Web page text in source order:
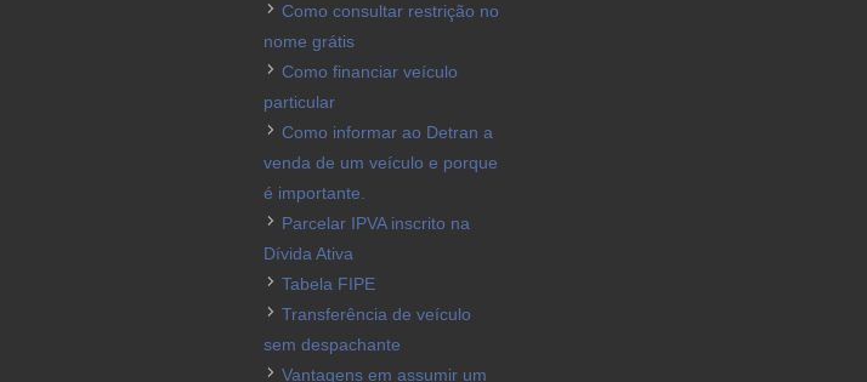
Como consultar restrição no
nome grátis
Como financiar veículo
particular
Como informar ao Detran a
venda de um veículo e porque
é importante.
Parcelar IPVA inscrito na
Dívida Ativa
Tabela FIPE
Transferência de veículo
sem despachante
Vantagens em assumir um